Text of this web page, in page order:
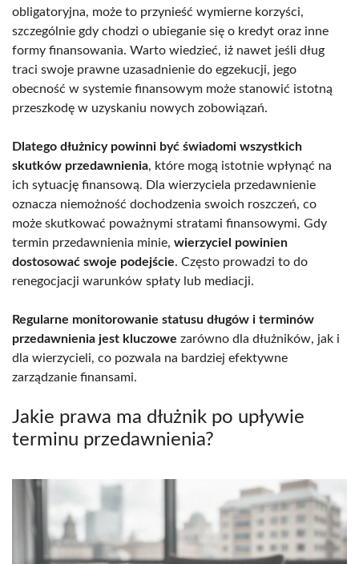
obligatoryjna, może to przynieść wymierne korzyści,
szczególnie gdy chodzi o ubieganie się o kredyt oraz inne
formy finansowania. Warto wiedzieć, iż nawet jeśli dług
traci swoje prawne uzasadnienie do egzekucji, jego
obecność w systemie finansowym może stanowić istotną
przeszkodę w uzyskaniu nowych zobowiązań.
Dlatego dłużnicy powinni być świadomi wszystkich
skutków przedawnienia, które mogą istotnie wpłynąć na
ich sytuację finansową. Dla wierzyciela przedawnienie
oznacza niemożność dochodzenia swoich roszczeń, co
może skutkować poważnymi stratami finansowymi. Gdy
termin przedawnienia minie, wierzyciel powinien
dostosować swoje podejście. Często prowadzi to do
renegocjacji warunków spłaty lub mediacji.
Regularne monitorowanie statusu długów i terminów
przedawnienia jest kluczowe zarówno dla dłużników, jak i
dla wierzycieli, co pozwala na bardziej efektywne
zarządzanie finansami.
Jakie prawa ma dłużnik po upływie
terminu przedawnienia?